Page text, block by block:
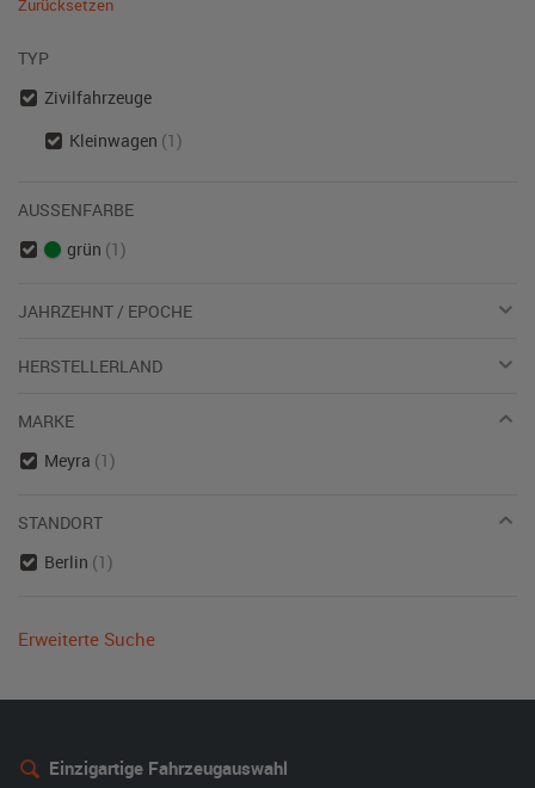
Zurücksetzen
TYP
Zivilfahrzeuge
Kleinwagen (1)
AUSSENFARBE
grün (1)
JAHRZEHNT / EPOCHE
HERSTELLERLAND
MARKE
Meyra (1)
STANDORT
Berlin (1)
Erweiterte Suche
Einzigartige Fahrzeugauswahl